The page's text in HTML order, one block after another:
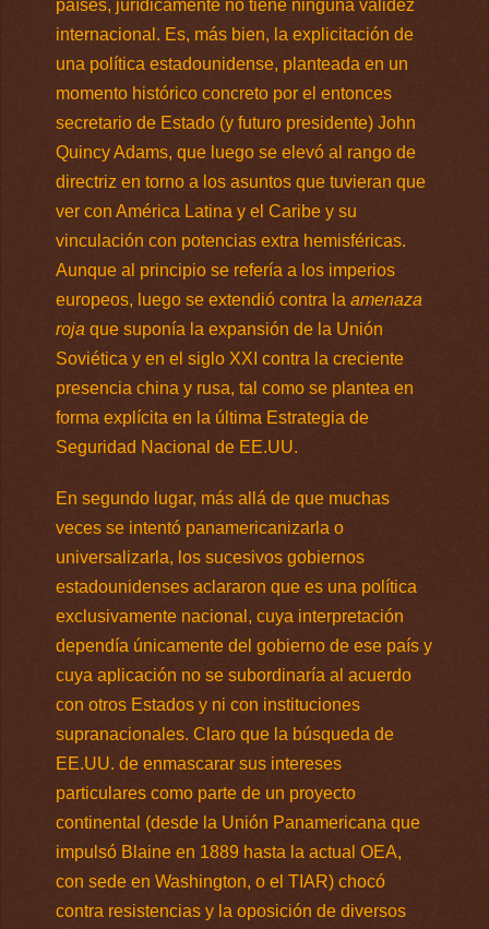
países, jurídicamente no tiene ninguna validez
internacional. Es, más bien, la explicitación de
una política estadounidense, planteada en un
momento histórico concreto por el entonces
secretario de Estado (y futuro presidente) John
Quincy Adams, que luego se elevó al rango de
directriz en torno a los asuntos que tuvieran que
ver con América Latina y el Caribe y su
vinculación con potencias extra hemisféricas.
Aunque al principio se refería a los imperios
europeos, luego se extendió contra la amenaza
roja que suponía la expansión de la Unión
Soviética y en el siglo XXI contra la creciente
presencia china y rusa, tal como se plantea en
forma explícita en la última Estrategia de
Seguridad Nacional de EE.UU.
En segundo lugar, más allá de que muchas
veces se intentó panamericanizarla o
universalizarla, los sucesivos gobiernos
estadounidenses aclararon que es una política
exclusivamente nacional, cuya interpretación
dependía únicamente del gobierno de ese país y
cuya aplicación no se subordinaría al acuerdo
con otros Estados y ni con instituciones
supranacionales. Claro que la búsqueda de
EE.UU. de enmascarar sus intereses
particulares como parte de un proyecto
continental (desde la Unión Panamericana que
impulsó Blaine en 1889 hasta la actual OEA,
con sede en Washington, o el TIAR) chocó
contra resistencias y la oposición de diversos